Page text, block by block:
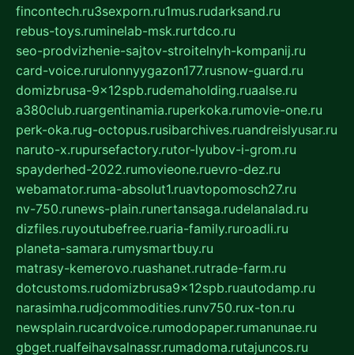
fincontech.ru3sexporn.ru1mus.rudarksand.ru
rebus-toys.ruminelab-msk.rurtdco.ru
seo-prodvizhenie-sajtov-stroitelnyh-kompanij.ru
card-voice.rurulonnyygazon177.rusnow-guard.ru
domizbrusa-9x12spb.rudemaholding.ruaalse.ru
a380club.ruargentinamia.ruperkoka.rumovie-one.ru
perk-oka.rug-octopus.rusibarchives.ruandreislyusar.ru
naruto-x.rupursefactory.rutor-lyubov-i-grom.ru
spayderhed-2022.rumovieone.ruevro-dez.ru
webamator.ruma-absolut1.ruavtopomosch27.ru
nv-750.runews-plain.runertansaga.rudelanalad.ru
dizfiles.ruyoutubefree.ruaria-family.ruroadli.ru
planeta-samara.rumysmartbuy.ru
matrasy-kemerovo.ruashanet.rutrade-farm.ru
dotcustoms.rudomizbrusa9x12spb.ruautodamp.ru
narasimha.rudjcommodities.runv750.rux-ton.ru
newsplain.rucardvoice.rumodopaper.rumanunae.ru
gbget.rualfeihavsalnassr.rumadoma.rutajuncos.ru